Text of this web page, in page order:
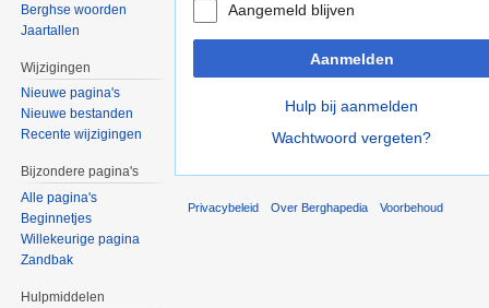
Aangemeld blijven
Aanmelden
Hulp bij aanmelden
Wachtwoord vergeten?
Berghse woorden
Jaartallen
Wijzigingen
Nieuwe pagina's
Nieuwe bestanden
Recente wijzigingen
Bijzondere pagina's
Alle pagina's
Beginnetjes
Willekeurige pagina
Zandbak
Hulpmiddelen
Privacybeleid Over Berghapedia Voorbehoud